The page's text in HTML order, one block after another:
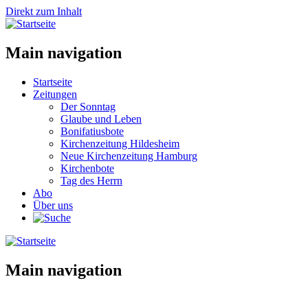
Direkt zum Inhalt
Main navigation
Startseite
Zeitungen
Der Sonntag
Glaube und Leben
Bonifatiusbote
Kirchenzeitung Hildesheim
Neue Kirchenzeitung Hamburg
Kirchenbote
Tag des Herrn
Abo
Über uns
Main navigation